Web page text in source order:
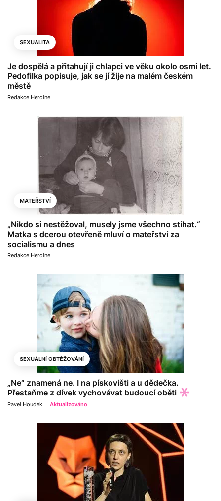
SEXUALITA
Je dospělá a přitahují ji chlapci ve věku okolo osmi let.
Pedofilka popisuje, jak se jí žije na malém českém
městě
Redakce Heroine
MATEŘSTVÍ
„Nikdo si nestěžoval, musely jsme všechno stíhat.“
Matka s dcerou otevřeně mluví o mateřství za
socialismu a dnes
Redakce Heroine
SEXUÁLNÍ OBTĚŽOVÁNÍ
„Ne“ znamená ne. I na pískovišti a u dědečka.
Přestaňme z dívek vychovávat budoucí oběti
Pavel Houdek Aktualizováno